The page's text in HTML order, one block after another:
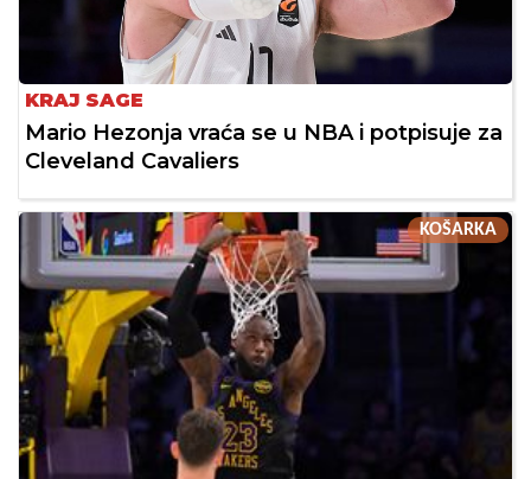
KRAJ SAGE
Mario Hezonja vraća se u NBA i potpisuje za
Cleveland Cavaliers
KOŠARKA